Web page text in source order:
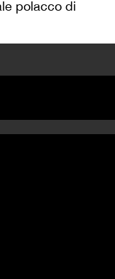
polacco di